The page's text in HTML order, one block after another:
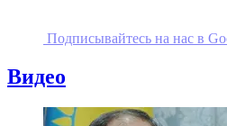
Подписывайтесь на наc в
Видео